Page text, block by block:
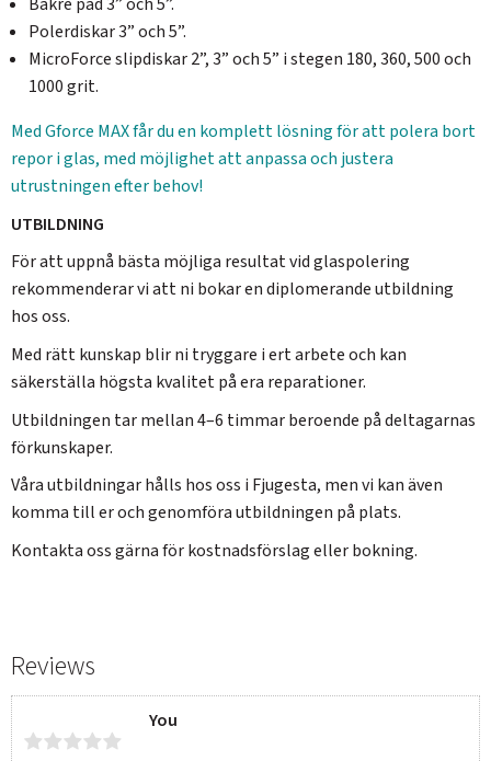
Polerdiskar 3” och 5”.
MicroForce slipdiskar 2”, 3” och 5” i stegen 180, 360, 500 och
1000 grit.
Med Gforce MAX får du en komplett lösning för att polera bort
repor i glas, med möjlighet att anpassa och justera
utrustningen efter behov!
UTBILDNING
För att uppnå bästa möjliga resultat vid glaspolering
rekommenderar vi att ni bokar en diplomerande utbildning
hos oss.
Med rätt kunskap blir ni tryggare i ert arbete och kan
säkerställa högsta kvalitet på era reparationer.
Utbildningen tar mellan 4–6 timmar beroende på deltagarnas
förkunskaper.
Våra utbildningar hålls hos oss i Fjugesta, men vi kan även
komma till er och genomföra utbildningen på plats.
Kontakta oss gärna för kostnadsförslag eller bokning.
Reviews
You